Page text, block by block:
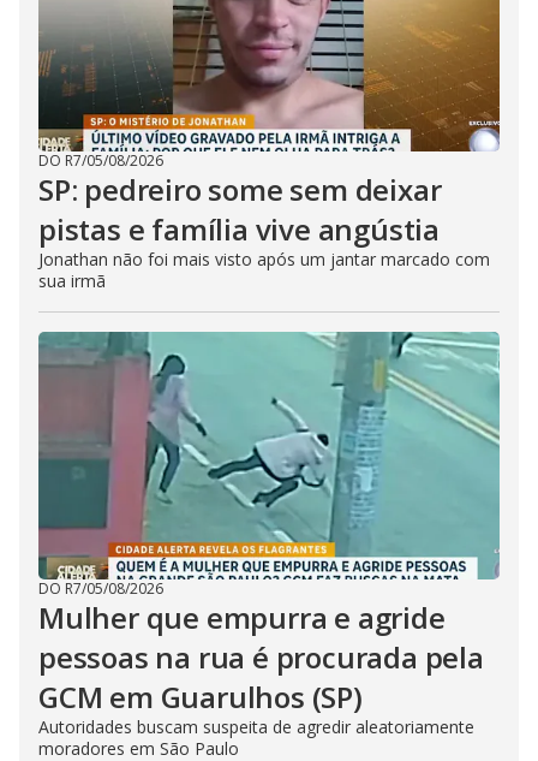
DO R7/05/08/2026
SP: pedreiro some sem deixar
pistas e família vive angústia
Jonathan não foi mais visto após um jantar marcado com
sua irmã
DO R7/05/08/2026
Mulher que empurra e agride
pessoas na rua é procurada pela
GCM em Guarulhos (SP)
Autoridades buscam suspeita de agredir aleatoriamente
moradores em São Paulo